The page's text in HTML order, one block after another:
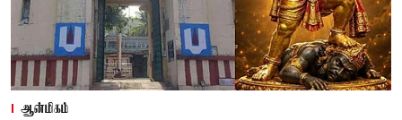
ஆன்மிகம்